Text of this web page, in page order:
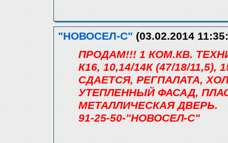
"НОВОСЕЛ-С" (03.02.2014
ПРОДАМ!!! 1 КОМ.КВ.
К16, 10,14/14К (47/18/
СДАЕТСЯ, РЕГПАЛАТА,
УТЕПЛЕННЫЙ ФАСАД,
МЕТАЛЛИЧЕСКАЯ ДВЕРЬ.
91-25-50-"НОВОСЕЛ-С"